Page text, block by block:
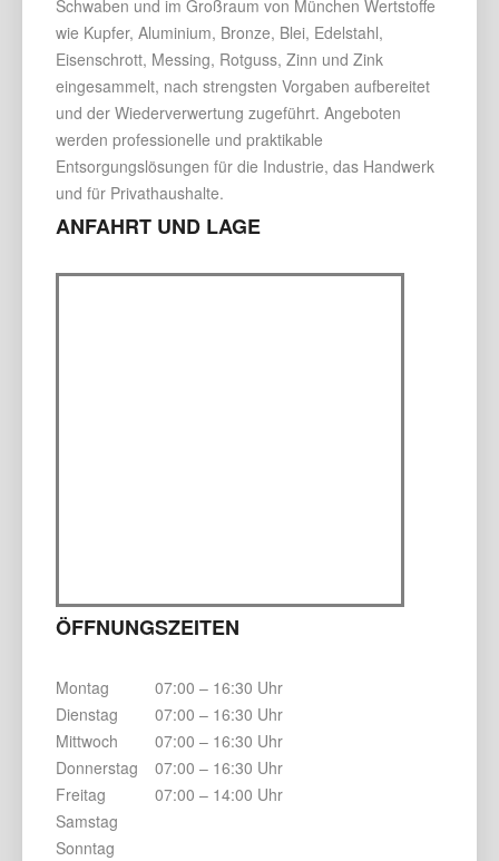
Schwaben und im Großraum von München Wertstoffe
wie Kupfer, Aluminium, Bronze, Blei, Edelstahl,
Eisenschrott, Messing, Rotguss, Zinn und Zink
eingesammelt, nach strengsten Vorgaben aufbereitet
und der Wiederverwertung zugeführt. Angeboten
werden professionelle und praktikable
Entsorgungslösungen für die Industrie, das Handwerk
und für Privathaushalte.
ANFAHRT UND LAGE
ÖFFNUNGSZEITEN
Montag
07:00 – 16:30 Uhr
Dienstag
07:00 – 16:30 Uhr
Mittwoch
07:00 – 16:30 Uhr
Donnerstag
07:00 – 16:30 Uhr
Freitag
07:00 – 14:00 Uhr
Samstag
Sonntag